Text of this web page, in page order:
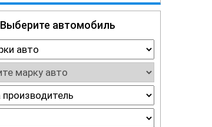
Выберите автомобиль